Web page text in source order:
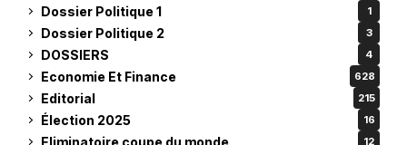
Dossier Politique 1 1
Dossier Politique 2 3
DOSSIERS 4
Economie Et Finance 628
Editorial 215
Élection 2025 16
Eliminatoire coupe du monde 12